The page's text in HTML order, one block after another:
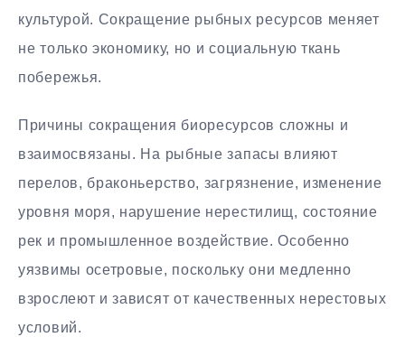
культурой. Сокращение рыбных ресурсов меняет
не только экономику, но и социальную ткань
побережья.
Причины сокращения биоресурсов сложны и
взаимосвязаны. На рыбные запасы влияют
перелов, браконьерство, загрязнение, изменение
уровня моря, нарушение нерестилищ, состояние
рек и промышленное воздействие. Особенно
уязвимы осетровые, поскольку они медленно
взрослеют и зависят от качественных нерестовых
условий.